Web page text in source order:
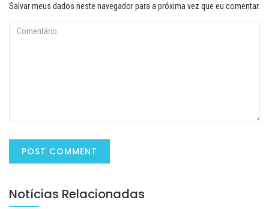
Salvar meus dados neste navegador para a próxima vez que eu comentar.
Notícias Relacionadas